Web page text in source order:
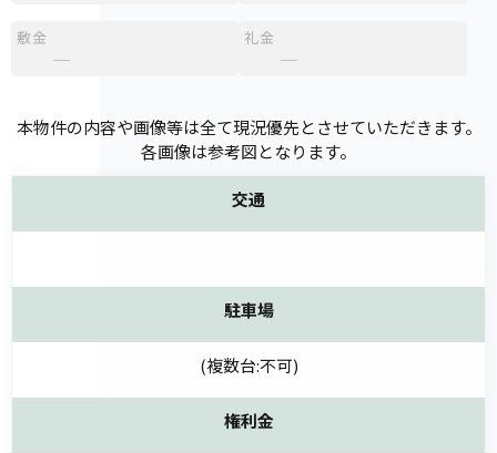
敷金
─
礼金
─
本物件の内容や画像等は全て現況優先とさせていただきます。
各画像は参考図となります。
交通
駐車場
(複数台:不可)
権利金